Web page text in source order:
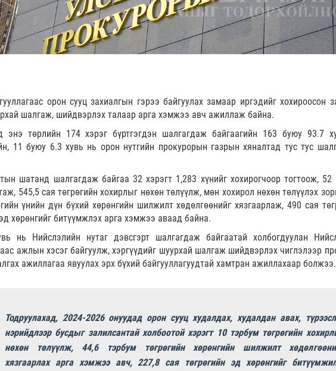
орон сууц захиалгын гэрээ байгуулах замаар иргэдийг хохироосон
шалгаж, шийдвэрлэх талаар арга хэмжээ авч ажиллаж байна.
энэ төрлийн 174 хэрэг бүртгэгдэн шалгагдаж байгаагийн 163 буюу 93.7
11 буюу 6.3 хувь нь орон нутгийн прокурорын газрын хяналтад тус тус
шатанд шалгагдаж байгаа 32 хэрэгт 1,283 хүнийг хохирогчоор тогтоож, 52
545,5 сая төгрөгийн хохирлыг нөхөн төлүүлж, мөн хохирол нөхөн төлүүлэх
үнийн дүн бүхий хөрөнгийн шилжилт хөдөлгөөнийг хязгаарлаж, 490 сая
хөрөнгийг битүүмжлэх арга хэмжээ аваад байна.
нь Нийслэлийн нутаг дэвсгэрт шалгагдаж байгаатай холбогдуулан
ажлын хэсэг байгуулж, хэргүүдийг шуурхай шалгаж шийдвэрлэх чиглэлээр
ажиллагаа явуулах эрх бүхий байгууллагуудтай хамтран ажиллахаар болжээ.
Тодруулахад, 2024-2026 онуудад орон сууц худалдах, худалдан авах,
нэрийдлээр бусдыг залилсантай холбоотой хэрэгт 10 тэрбум төгрөгийн
нөхөн төлүүлж, 44,6 тэрбум төгрөгийн хөрөнгийн шилжилт
хязгаарлах арга хэмжээ авч, 227,8 сая төгрөгийн эд хөрөнгийг